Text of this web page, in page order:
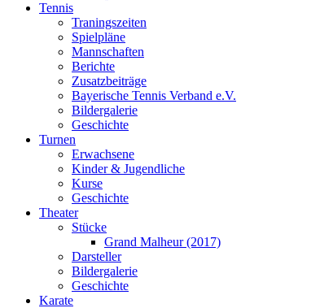
Tennis
Traningszeiten
Spielpläne
Mannschaften
Berichte
Zusatzbeiträge
Bayerische Tennis Verband e.V.
Bildergalerie
Geschichte
Turnen
Erwachsene
Kinder & Jugendliche
Kurse
Geschichte
Theater
Stücke
Grand Malheur (2017)
Darsteller
Bildergalerie
Geschichte
Karate